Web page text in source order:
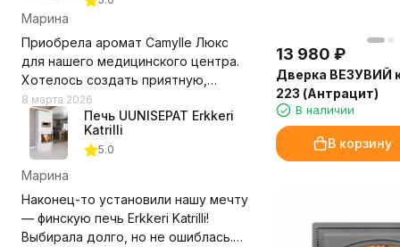
13 980 ₽
Дверка ВЕЗУВИЙ
223 (Антрацит)
В наличии
В корзину
Доставили в срок, удобное для нас
время, помогли с разгрузкой.
Замечаний нет! Рекомендую и
компанию и выбранный нами
комплект мебели.
Недостатки - Пока не обнаружили.
Марина
Приобрела аромат Camylle Люкс
для нашего медицинского центра.
Хотелось создать приятную,
располагающую атмосферу для
пациентов, но при этом без резких
запахов. Этот аромат превзошёл
ожидания!
Состав из эфирных масел каяпута,
гваякового дерева, мяты и
эвкалипта даёт именно тот эффект,
8 марта 2026
Печь UUNISEPAT Erkkeri
Katrilli
5.0
Марина
Наконец-то установили нашу мечту
— финскую печь Erkkeri Katrilli!
Выбирала долго, но не ошиблась.